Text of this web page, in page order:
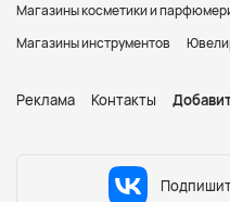
Магазины косметики и
Магазины инструментов
Реклама Контакты